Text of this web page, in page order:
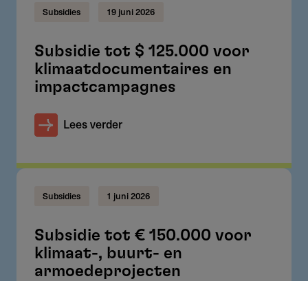
Subsidies 19 juni 2026
Subsidie tot $ 125.000 voor
klimaatdocumentaires en
impactcampagnes
Lees verder
Subsidies 1 juni 2026
Subsidie tot € 150.000 voor
klimaat-, buurt- en
armoedeprojecten